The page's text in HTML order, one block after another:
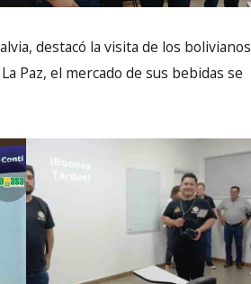
destacó la visita de los bolivianos
Paz, el mercado de sus bebidas se